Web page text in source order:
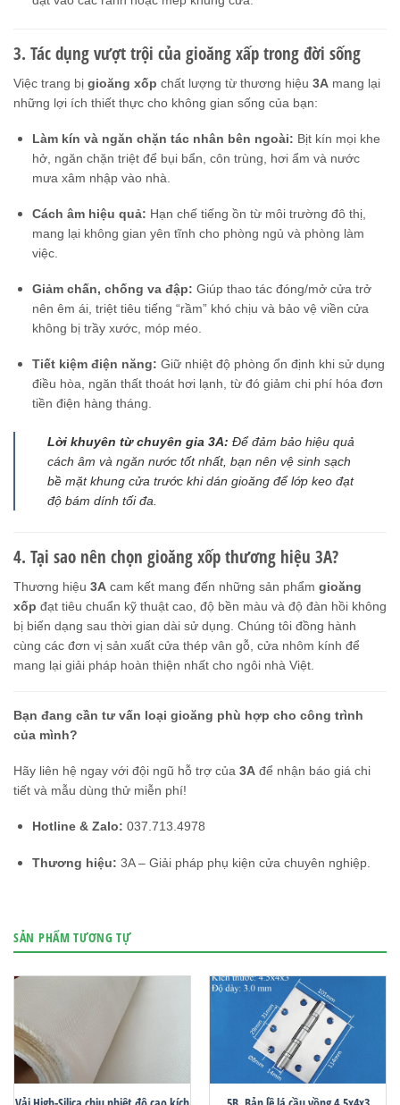
3. Tác dụng vượt trội của gioăng xấp trong đời sống
Việc trang bị gioăng xốp chất lượng từ thương hiệu 3A mang lại
những lợi ích thiết thực cho không gian sống của bạn:
Làm kín và ngăn chặn tác nhân bên ngoài: Bịt kín mọi khe
hở, ngăn chặn triệt để bụi bẩn, côn trùng, hơi ẩm và nước
mưa xâm nhập vào nhà.
Cách âm hiệu quả: Hạn chế tiếng ồn từ môi trường đô thị,
mang lại không gian yên tĩnh cho phòng ngủ và phòng làm
việc.
Giảm chấn, chống va đập: Giúp thao tác đóng/mở cửa trở
nên êm ái, triệt tiêu tiếng “rầm” khó chịu và bảo vệ viền cửa
không bị trầy xước, móp méo.
Tiết kiệm điện năng: Giữ nhiệt độ phòng ổn định khi sử dụng
điều hòa, ngăn thất thoát hơi lạnh, từ đó giảm chi phí hóa đơn
tiền điện hàng tháng.
Lời khuyên từ chuyên gia 3A: Để đảm bảo hiệu quả
cách âm và ngăn nước tốt nhất, bạn nên vệ sinh sạch
bề mặt khung cửa trước khi dán gioăng để lớp keo đạt
độ bám dính tối đa.
4. Tại sao nên chọn gioăng xốp thương hiệu 3A?
Thương hiệu 3A cam kết mang đến những sản phẩm gioăng
xốp đạt tiêu chuẩn kỹ thuật cao, độ bền màu và độ đàn hồi không
bị biến dạng sau thời gian dài sử dụng. Chúng tôi đồng hành
cùng các đơn vị sản xuất cửa thép vân gỗ, cửa nhôm kính để
mang lại giải pháp hoàn thiện nhất cho ngôi nhà Việt.
Bạn đang cần tư vấn loại gioăng phù hợp cho công trình
của mình?
Hãy liên hệ ngay với đội ngũ hỗ trợ của 3A để nhận báo giá chi
tiết và mẫu dùng thử miễn phí!
Hotline & Zalo: 037.713.4978
Thương hiệu: 3A – Giải pháp phụ kiện cửa chuyên nghiệp.
SẢN PHẨM TƯƠNG TỰ